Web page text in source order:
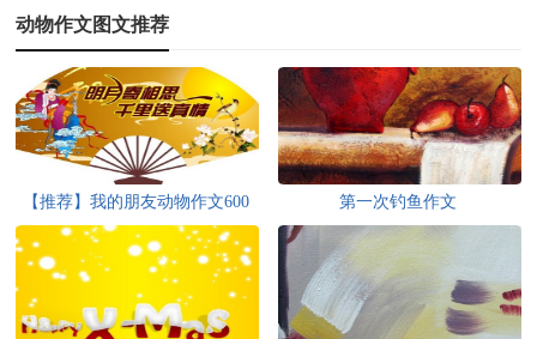
动物作文图文推荐
【推荐】我的朋友动物作文600
字三篇
第一次钓鱼作文